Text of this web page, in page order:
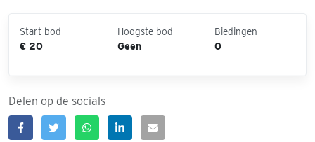
Start bod
€ 20
Hoogste bod
Geen
Biedingen
0
Delen op de socials